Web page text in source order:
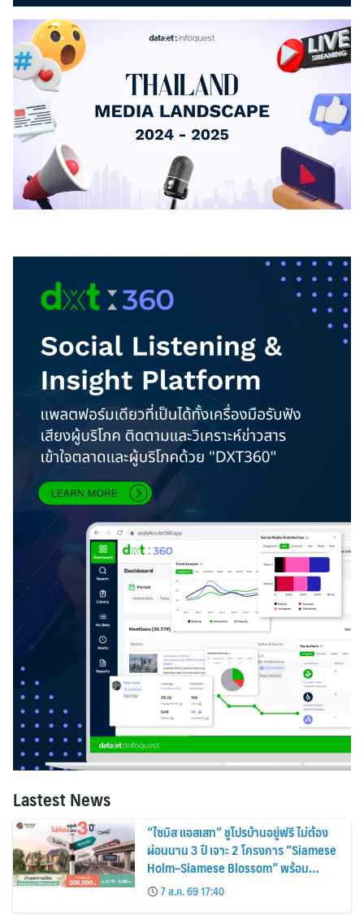
Lastest News
“ไซมิส แอสเสท” ชูโปรบ้านอยู่ฟรี ไม่ต้อง
ผ่อนนาน 3 ปี เจาะ 2 โครงการ “Siamese
Holm–Siamese Blossom” พร้อม
ส่วนลดและสิทธิพิเศษถึง 31 สิงหาคม
2569
7 ส.ค. 69 17:40